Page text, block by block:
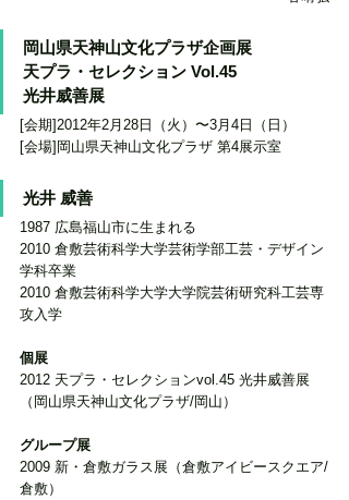
岡山県天神山文化プラザ企画展
天プラ・セレクション Vol.45
光井威善展
[会期]2012年2月28日（火）〜3月4日（日）
[会場]岡山県天神山文化プラザ 第4展示室
光井 威善
1987 広島福山市に生まれる
2010 倉敷芸術科学大学芸術学部工芸・デザイン
学科卒業
2010 倉敷芸術科学大学大学院芸術研究科工芸専
攻入学
個展
2012 天プラ・セレクションvol.45 光井威善展
（岡山県天神山文化プラザ/岡山）
グループ展
2009 新・倉敷ガラス展（倉敷アイビースクエア/
倉敷）